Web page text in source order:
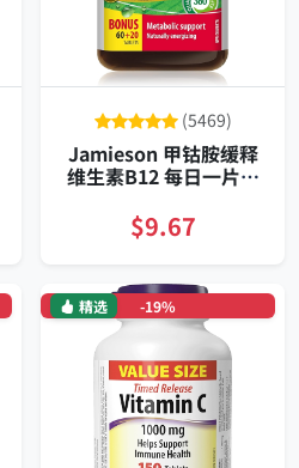
(5469)
Jamieson 甲钴胺缓释
维生素B12 每日一片持
$9.67
-19%
精选